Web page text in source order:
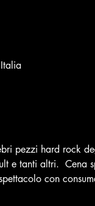
pezzi hard rock
e tanti altri.
con